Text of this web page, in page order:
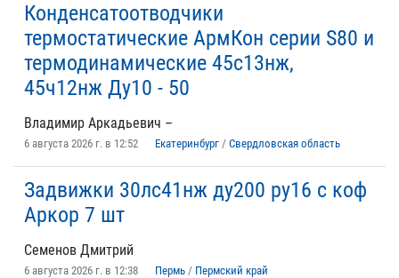
Конденсатоотводчики
термостатические АрмКон серии S80 и
термодинамические 45с13нж,
45ч12нж Ду10 - 50
Владимир Аркадьевич –
6 августа 2026 г. в 12:52 Екатеринбург / Свердловская область
Задвижки 30лс41нж ду200 ру16 с коф
Аркор 7 шт
Семенов Дмитрий
6 августа 2026 г. в 12:38 Пермь / Пермский край